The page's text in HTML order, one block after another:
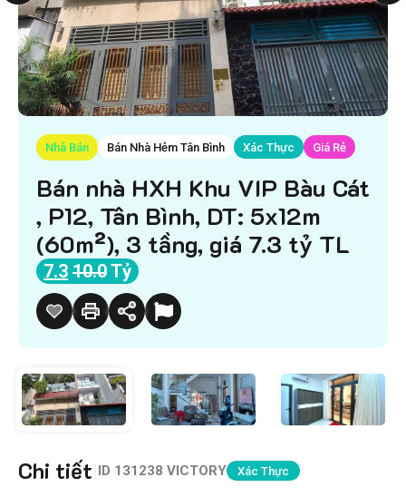
Nhà Bán Bán Nhà Hẻm Tân Bình Xác Thực Giá Rẻ
Bán nhà HXH Khu VIP Bàu Cát
, P12, Tân Bình, DT: 5x12m
(60m²), 3 tầng, giá 7.3 tỷ TL
7.3 10.0Tỷ
Chi tiết ID 131238 VICTORY Xác Thực